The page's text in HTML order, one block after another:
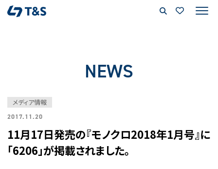
NEWS
メディア情報
2017.11.20
11月17日発売の『モノクロ2018年1月号』に
「6206」が掲載されました。